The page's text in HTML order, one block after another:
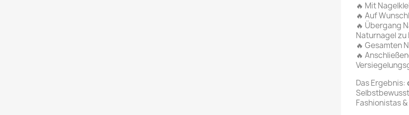
🔥 Mit
🔥 Auf
🔥 Übergang
Naturnagel
🔥 Gesamten
🔥
Das Ergebnis:
Fashionistas